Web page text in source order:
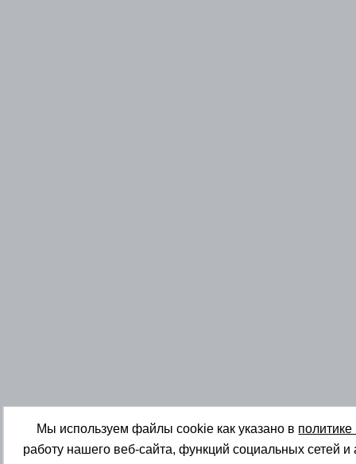
Мы используем файлы cookie как указано в
работу нашего веб-сайта, функций социальных сетей